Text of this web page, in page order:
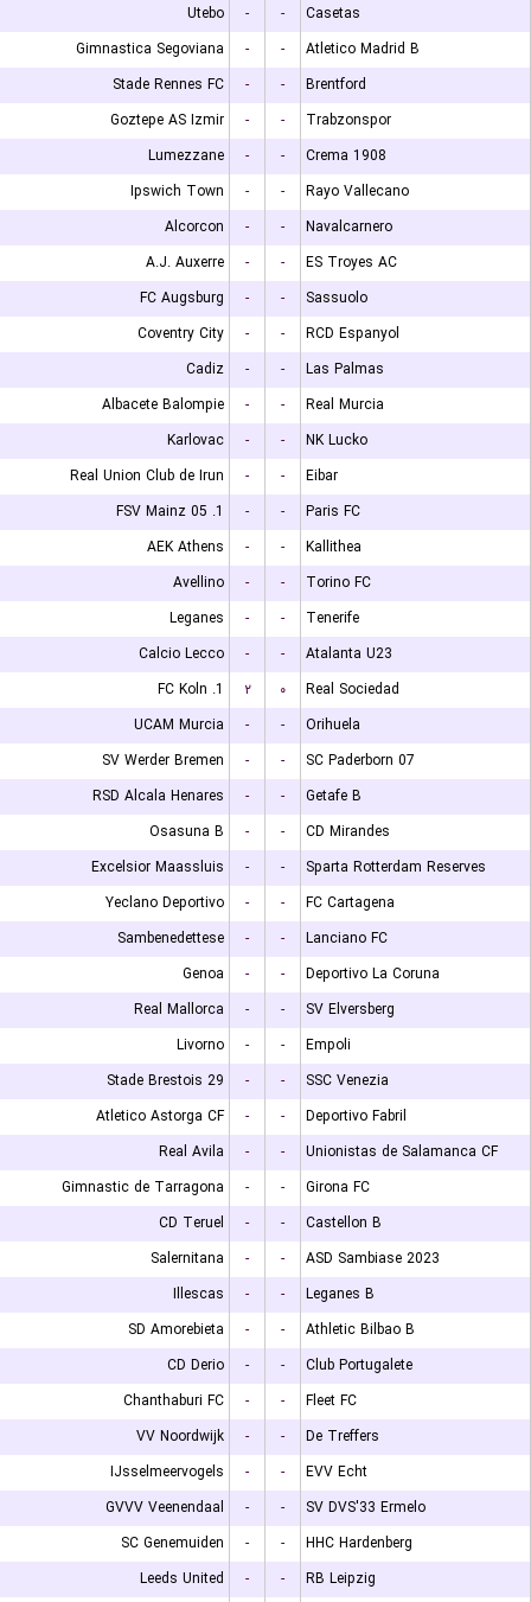
Utebo
- -
Casetas
Gimnastica Segoviana
- -
Atletico Madrid B
Stade Rennes FC
- -
Brentford
Goztepe AS Izmir
- -
Trabzonspor
Lumezzane
- -
Crema 1908
Ipswich Town
- -
Rayo Vallecano
Alcorcon
- -
Navalcarnero
A.J. Auxerre
- -
ES Troyes AC
FC Augsburg
- -
Sassuolo
Coventry City
- -
RCD Espanyol
Cadiz
- -
Las Palmas
Albacete Balompie
- -
Real Murcia
Karlovac
- -
NK Lucko
Real Union Club de Irun
- -
Eibar
1. FSV Mainz 05
- -
Paris FC
AEK Athens
- -
Kallithea
Avellino
- -
Torino FC
Leganes
- -
Tenerife
Calcio Lecco
- -
Atalanta U23
1. FC Koln
۲ ۰
Real Sociedad
UCAM Murcia
- -
Orihuela
SV Werder Bremen
- -
SC Paderborn 07
RSD Alcala Henares
- -
Getafe B
Osasuna B
- -
CD Mirandes
Excelsior Maassluis
- -
Sparta Rotterdam Reserves
Yeclano Deportivo
- -
FC Cartagena
Sambenedettese
- -
Lanciano FC
Genoa
- -
Deportivo La Coruna
Real Mallorca
- -
SV Elversberg
Livorno
- -
Empoli
Stade Brestois 29
- -
SSC Venezia
Atletico Astorga CF
- -
Deportivo Fabril
Real Avila
- -
Unionistas de Salamanca CF
Gimnastic de Tarragona
- -
Girona FC
CD Teruel
- -
Castellon B
Salernitana
- -
ASD Sambiase 2023
Illescas
- -
Leganes B
SD Amorebieta
- -
Athletic Bilbao B
CD Derio
- -
Club Portugalete
Chanthaburi FC
- -
Fleet FC
VV Noordwijk
- -
De Treffers
IJsselmeervogels
- -
EVV Echt
GVVV Veenendaal
- -
SV DVS'33 Ermelo
SC Genemuiden
- -
HHC Hardenberg
Leeds United
- -
RB Leipzig